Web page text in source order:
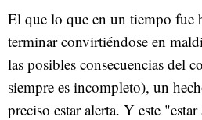
El que lo que en un tiempo fue
terminar convirtiéndose en
las posibles consecuencias del
siempre es incompleto), un
preciso estar alerta. Y este